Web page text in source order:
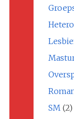
Hetero
SM(2)